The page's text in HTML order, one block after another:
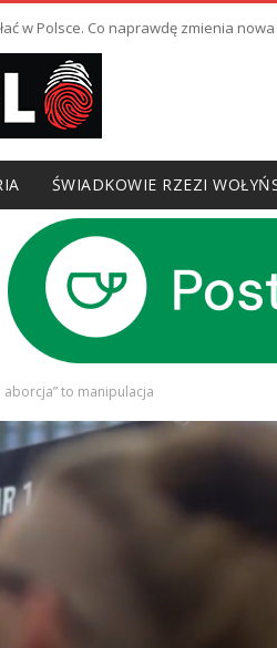
w Polsce. Co naprawdę zmienia
ŚWIADKOWIE RZEZI
to manipulacja